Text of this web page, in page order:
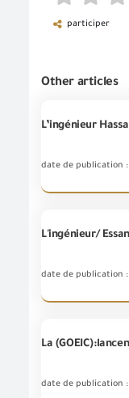
participer
Other articles
date de publication :
date de publication :
date de publication :